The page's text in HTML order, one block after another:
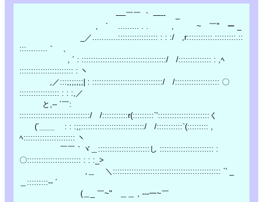
-―￣￣ ｀ ―-- _
, ´ ......... . . , ~ ￣" ー _
_／...........::::::::::::::::: : : :/ ,r:::::::::::.:::::::::.::
:::.........｀ 、
, ´ : ::::::::::::::::::::::::::::::::::::/ /:::::::::::::: : ,ﾍ
::::::::::::::::::::::: : ヽ
,／:::;;;;;;;| : ::::::::::::::::::::::::::::::/ /::::::::::::::::::: 〇
::::::::::::::::: : : :,／
と,-‐ ´￣:
::::::::::::::::::::::::::::::/ /:::::::::::r(:::::::::`’::::::::::::::::::::::く
(´＿＿ : : :;;:::::::::::::::::::::::::::/ /:::::::::::`(::::::::: ,
ﾍ:::::::::::::::::::::: ヽ
￣￣｀ヾ＿::::::::::::::::::::::し ::::::::::::::::::::::: :
〇::::::::::::::::::::::: : : :_>
,＿ ＼:::::::::::::::::::::::::::::::::::::::::::::: `’ _
＿:::::::::-‐ ´
(＿_ ￣~" ＿＿ , --‐一~￣